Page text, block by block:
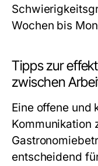
Wochen bis
Tipps zur
zwischen
Eine offene und
Kommunikation
entscheidend